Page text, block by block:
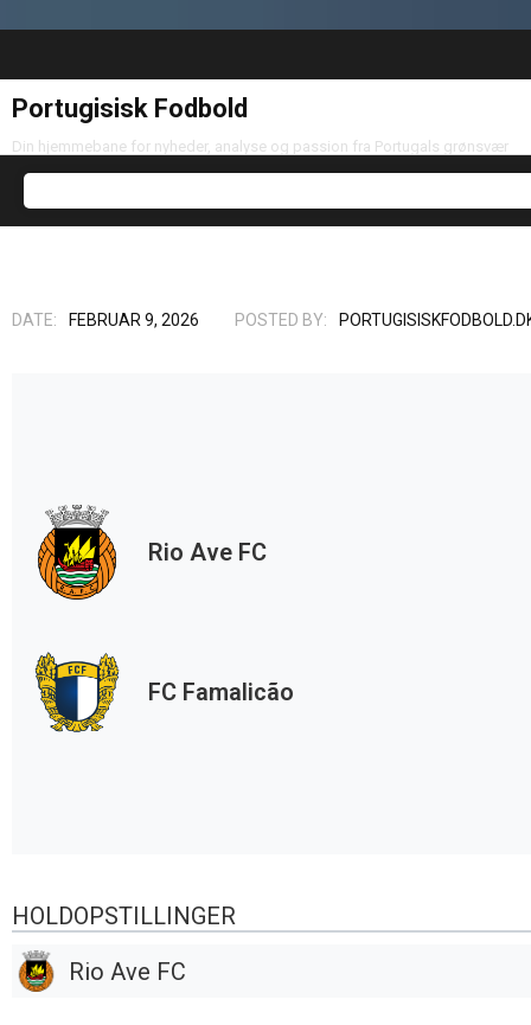
Portugisisk Fodbold
Din hjemmebane for nyheder, analyse og passion fra Portugals grønsvær
DATE: FEBRUAR 9, 2026 POSTED BY:
Rio Ave FC
FC Famalicão
HOLDOPSTILLINGER
Rio Ave FC